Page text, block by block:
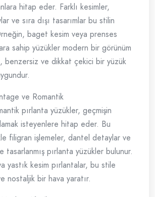
hitap eder. Farklı kesimler,
ve sıra dışı tasarımlar bu stilin
baget kesim veya prenses
sahip yüzükler modern bir görünüm
benzersiz ve dikkat çekici bir yüzük
ve Romantik
pırlanta yüzükler, geçmişin
isteyenlere hitap eder. Bu
filigran işlemeler, dantel detaylar ve
tasarlanmış pırlanta yüzükler bulunur.
yastık kesim pırlantalar, bu stile
nostaljik bir hava yaratır.